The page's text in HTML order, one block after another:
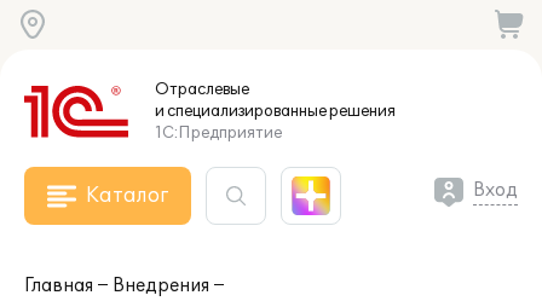
Отраслевые
и специализированныерешения
1С:Предприятие
Каталог Вход
Главная
Внедрения